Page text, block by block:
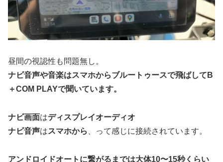
昼間の視認性も問題無し。
ナビ音声や音楽はスマホからブルートゥースで飛ばしてB
＋COM PLAYで聞いています。
ナビ画面はディスプレイオーディオ
ナビ音声はスマホから 、って感じに接続されています。
アンドロイドオートに繋がるまでは大体10〜15秒くらい